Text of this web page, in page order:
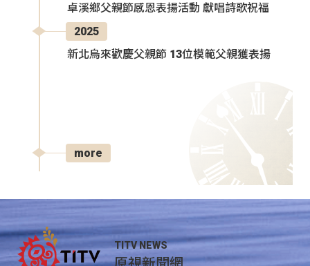
卓溪鄉父親節感恩表揚活動 獻唱詩歌祝福
2025
新北烏來歡慶父親節 13位模範父親獲表揚
more
TITV NEWS
原視新聞網